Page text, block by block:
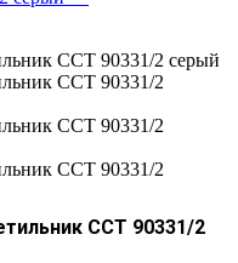
CCT 90331/2